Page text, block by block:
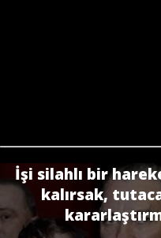
İşi silahlı bir
kalırsak,